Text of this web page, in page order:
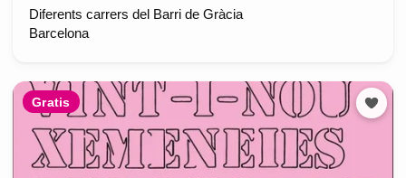
Diferents carrers del Barri de Gràcia
Barcelona
Gratis